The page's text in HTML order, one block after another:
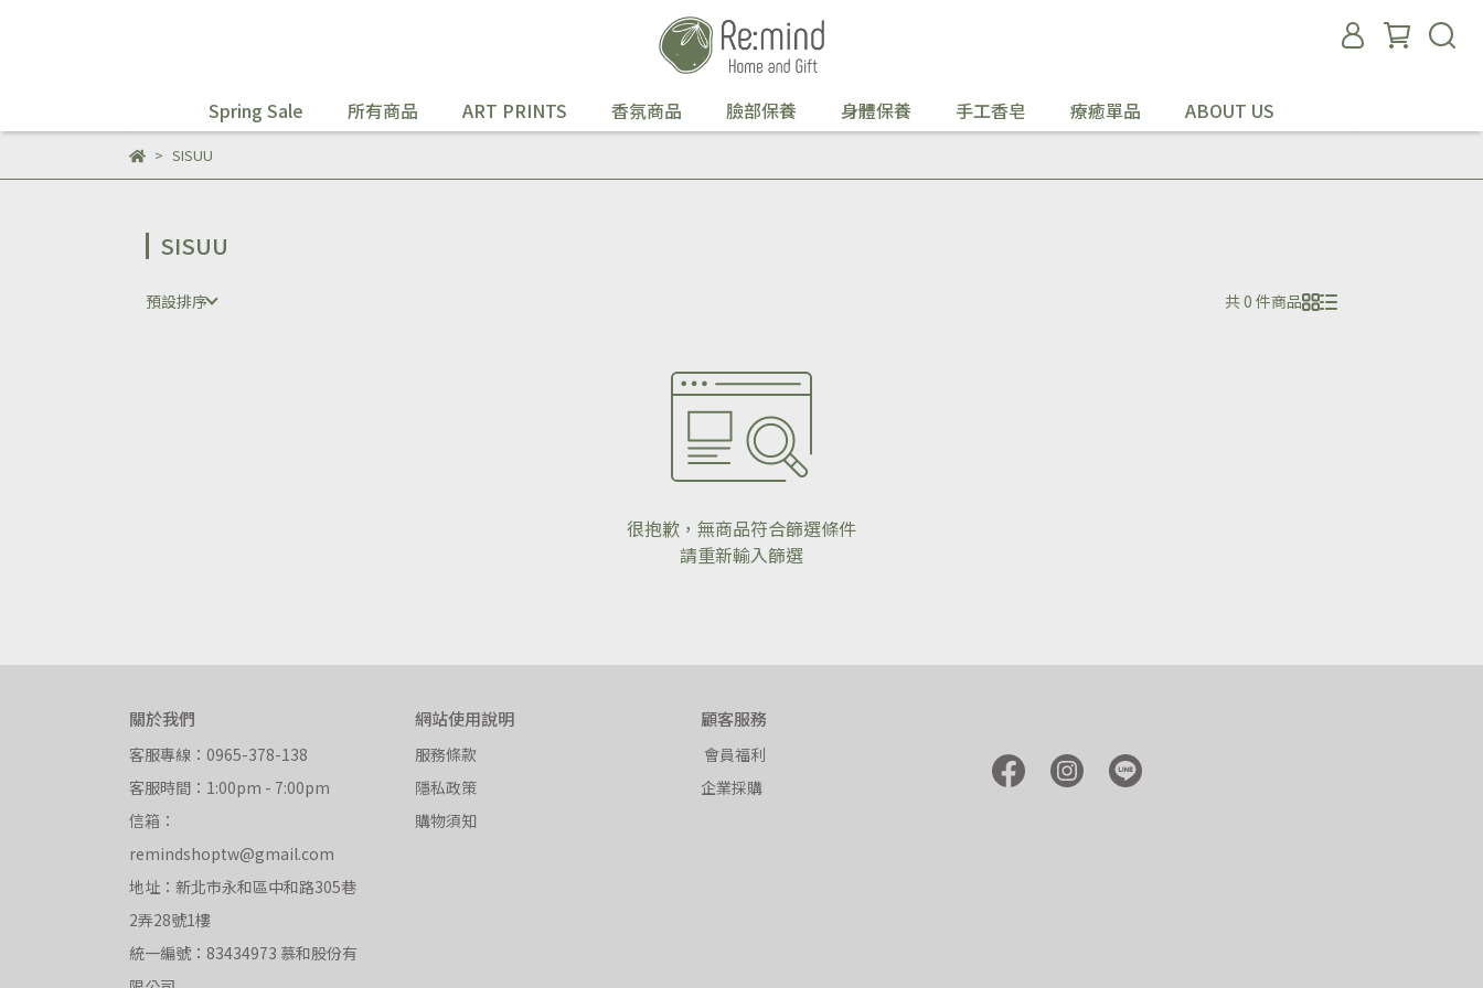
Spring Sale 所有商品 ART PRINTS 香氛商品 臉部保養 身體保養 手工香皂 療癒單品 ABOUT US
SISUU
SISUU
預設排序 共 0 件商品
很抱歉，無商品符合篩選條件
請重新輸入篩選
關於我們
客服專線：0965-378-138
客服時間：1:00pm - 7:00pm
信箱：
remindshoptw@gmail.com
地址：新北市永和區中和路305巷
2弄28號1樓
統一編號：83434973 慕和股份有
網站使用說明
服務條款
隱私政策
購物須知
顧客服務
會員福利
企業採購